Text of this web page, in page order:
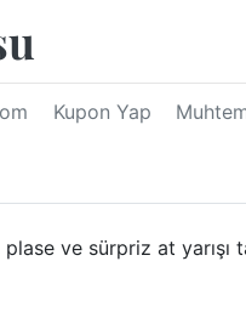
Kupon Yap
ve sürpriz at yarışı